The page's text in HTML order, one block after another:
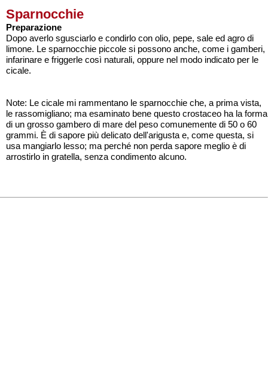
Sparnocchie
Preparazione
Dopo averlo sgusciarlo e condirlo con olio, pepe, sale ed agro di
limone. Le sparnocchie piccole si possono anche, come i gamberi,
infarinare e friggerle così naturali, oppure nel modo indicato per le
cicale.
Note: Le cicale mi rammentano le sparnocchie che, a prima vista,
le rassomigliano; ma esaminato bene questo crostaceo ha la forma
di un grosso gambero di mare del peso comunemente di 50 o 60
grammi. È di sapore più delicato dell'arigusta e, come questa, si
usa mangiarlo lesso; ma perché non perda sapore meglio è di
arrostirlo in gratella, senza condimento alcuno.